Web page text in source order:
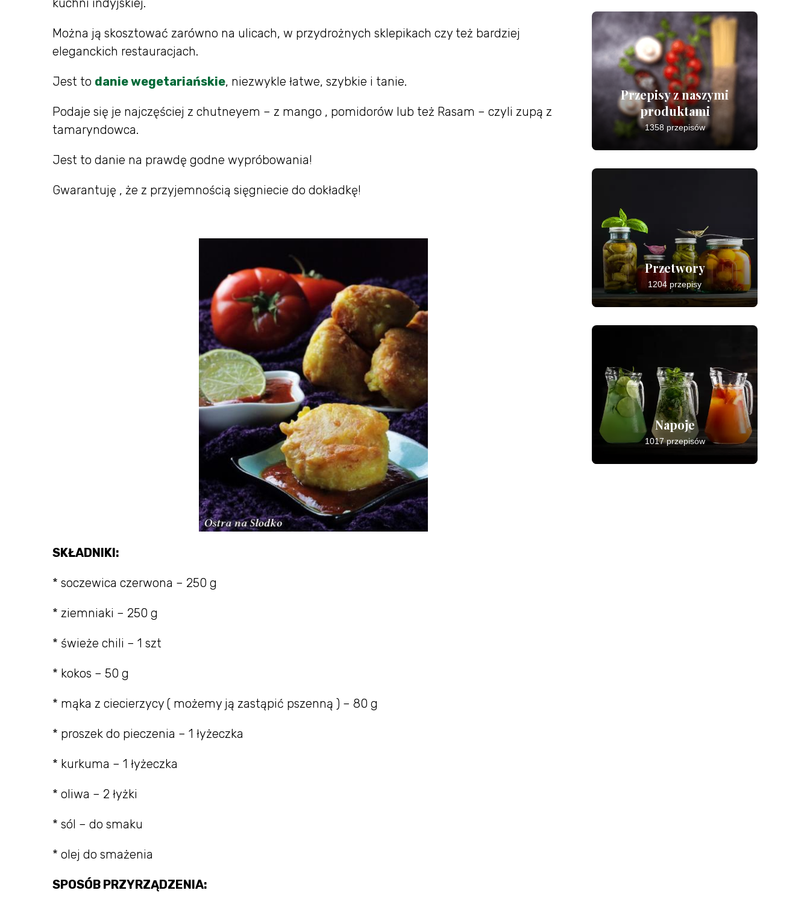
Można ją skosztować zarówno na ulicach, w przydrożnych sklepikach czy też bardziej
eleganckich restauracjach.
Jest to danie wegetariańskie, niezwykle łatwe, szybkie i tanie.
Podaje się je najczęściej z chutneyem – z mango , pomidorów lub też Rasam – czyli zupą z
tamaryndowca.
Jest to danie na prawdę godne wypróbowania!
Gwarantuję , że z przyjemnością sięgniecie do dokładkę!
SKŁADNIKI:
* soczewica czerwona – 250 g
* ziemniaki – 250 g
* świeże chili – 1 szt
* kokos – 50 g
* mąka z ciecierzycy ( możemy ją zastąpić pszenną ) – 80 g
* proszek do pieczenia – 1 łyżeczka
* kurkuma – 1 łyżeczka
* oliwa – 2 łyżki
* sól – do smaku
* olej do smażenia
SPOSÓB PRZYRZĄDZENIA:
Przepisy z naszymi
produktami
1358 przepisów
Przetwory
1204 przepisy
Napoje
1017 przepisów